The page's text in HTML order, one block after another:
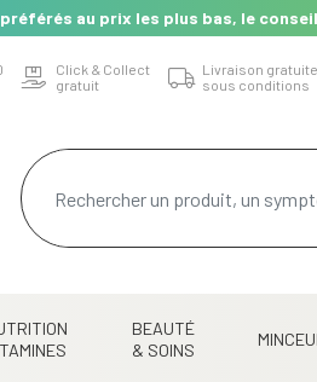
au prix les plus bas, le
Click & Collect
gratuit
Livraison
sous conditions
BEAUTÉ
& SOINS